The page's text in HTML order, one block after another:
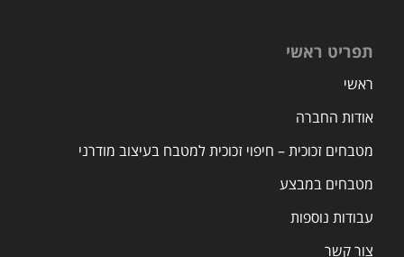
תפריט ראשי
ראשי
אודות החברה
מטבחים זכוכית – חיפוי זכוכית למטבח בעיצוב מודרני
מטבחים במבצע
עבודות נוספות
צור קשר